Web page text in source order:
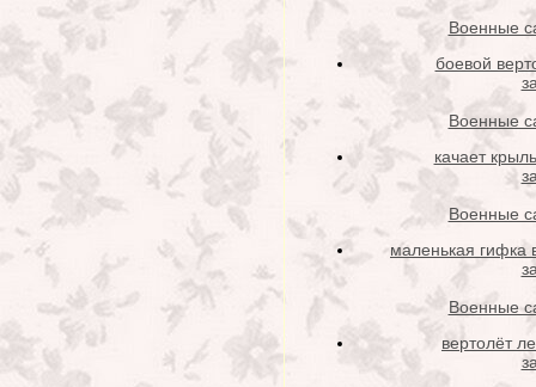
Военные
боевой
Военные
качает
Военные
маленькая гифка
Военные
вертолёт